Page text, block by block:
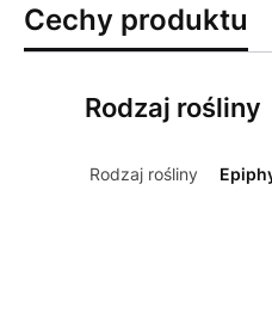
Cechy produktu
Rodzaj rośliny
Rodzaj rośliny